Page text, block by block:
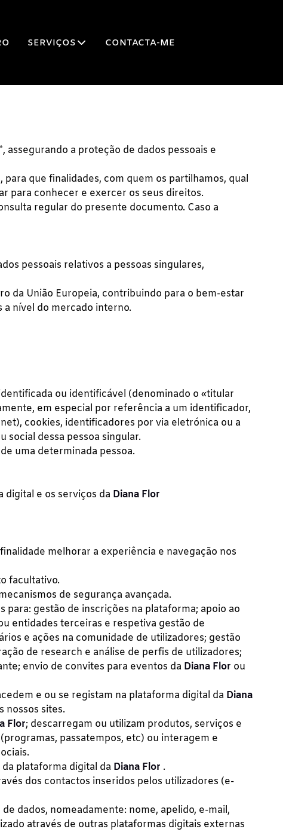
SERVIÇOS CONTACTA-ME
assegurando a proteção de dados pessoais e
que finalidades, com quem os partilhamos, qual
para conhecer e exercer os seus direitos.
regular do presente documento. Caso a
pessoais relativos a pessoas singulares,
da União Europeia, contribuindo para o bem-estar
a nível do mercado interno.
ou identificável (denominado o «titular
em especial por referência a um identificador,
cookies, identificadores por via eletrónica ou a
dessa pessoa singular.
uma determinada pessoa.
digital e os serviços da Diana Flor
melhorar a experiência e navegação nos
facultativo.
de segurança avançada.
gestão de inscrições na plataforma; apoio ao
entidades terceiras e respetiva gestão de
e ações na comunidade de utilizadores; gestão
de research e análise de perfis de utilizadores;
envio de convites para eventos da Diana Flor ou
e ou se registam na plataforma digital da Diana
nossos sites.
Flor; descarregam ou utilizam produtos, serviços e
passatempos, etc) ou interagem e
plataforma digital da Diana Flor .
dos contactos inseridos pelos utilizadores (e-
dados, nomeadamente: nome, apelido, e-mail,
através de outras plataformas digitais externas